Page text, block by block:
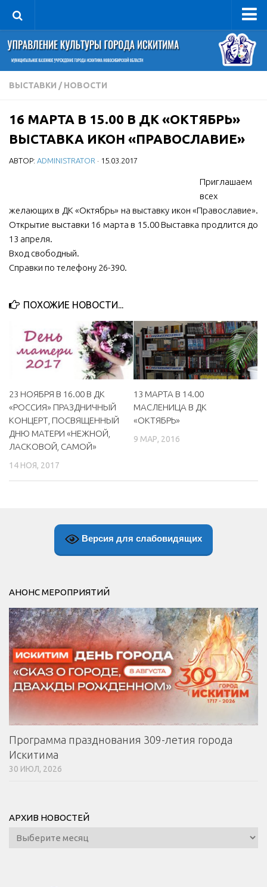
Управление
Руководитель
Сведения об организации
Книга почета культуры
Фотогалерея
Документы
Противодействие коррупции
Отчеты о деятельности
Учреждения культуры
МБУ Дом культуры «Октябрь»
МБОУ ДО «Детская школа искусств»
МБОУ ДО «Детская музыкальная школа»
МБУК «Искитимский городской историко-художественный
МБУ Парк культуры и отдыха им. И.В. Коротеева
МБУК «Централизованная библиотечная система»
ДК «Россия»
ВЫСТАВКИ / НОВОСТИ
16 МАРТА В 15.00 В ДК «ОКТЯБРЬ»
ВЫСТАВКА ИКОН «ПРАВОСЛАВИЕ»
АВТОР: ADMINISTRATOR · 15.03.2017
Приглашаем
всех
желающих в ДК «Октябрь» на выставку икон «Православие».
Открытие выставки 16 марта в 15.00 Выставка продлится до
13 апреля.
Вход свободный.
Справки по телефону 26-390.
ПОХОЖИЕ НОВОСТИ...
23 НОЯБРЯ В 16.00 В ДК
«РОССИЯ» ПРАЗДНИЧНЫЙ
КОНЦЕРТ, ПОСВЯЩЕННЫЙ
ДНЮ МАТЕРИ «НЕЖНОЙ,
ЛАСКОВОЙ, САМОЙ»
14 НОЯ, 2017
13 МАРТА В 14.00
МАСЛЕНИЦА В ДК
«ОКТЯБРЬ»
9 МАР, 2016
Версия для слабовидящих
АНОНС МЕРОПРИЯТИЙ
Программа празднования 309-летия города
Искитима
30 ИЮЛ, 2026
АРХИВ НОВОСТЕЙ
Архив
новостей